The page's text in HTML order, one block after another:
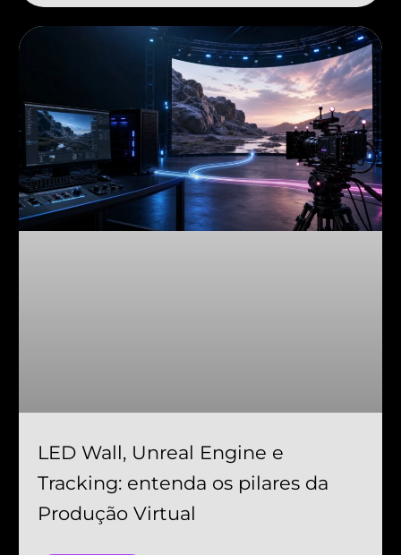
LED Wall, Unreal Engine e
Tracking: entenda os pilares da
Produção Virtual